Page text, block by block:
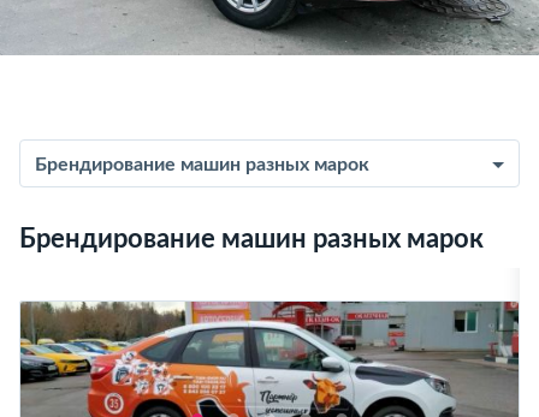
Брендирование машин разных марок
Брендирование машин разных марок